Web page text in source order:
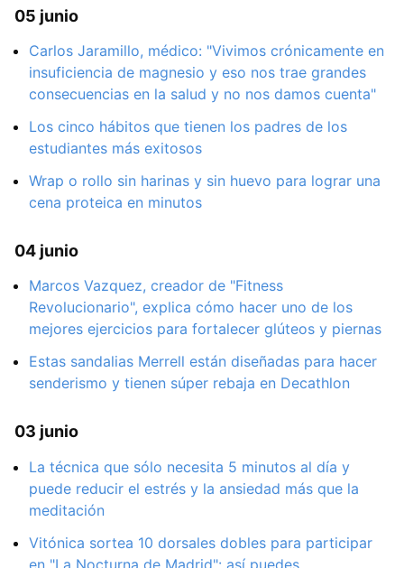
05 junio
Carlos Jaramillo, médico: "Vivimos crónicamente en
insuficiencia de magnesio y eso nos trae grandes
consecuencias en la salud y no nos damos cuenta"
Los cinco hábitos que tienen los padres de los
estudiantes más exitosos
Wrap o rollo sin harinas y sin huevo para lograr una
cena proteica en minutos
04 junio
Marcos Vazquez, creador de "Fitness
Revolucionario", explica cómo hacer uno de los
mejores ejercicios para fortalecer glúteos y piernas
Estas sandalias Merrell están diseñadas para hacer
senderismo y tienen súper rebaja en Decathlon
03 junio
La técnica que sólo necesita 5 minutos al día y
puede reducir el estrés y la ansiedad más que la
meditación
Vitónica sortea 10 dorsales dobles para participar
en "La Nocturna de Madrid": así puedes